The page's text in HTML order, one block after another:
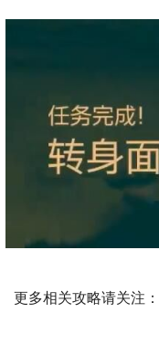
更多相关攻略请关注：